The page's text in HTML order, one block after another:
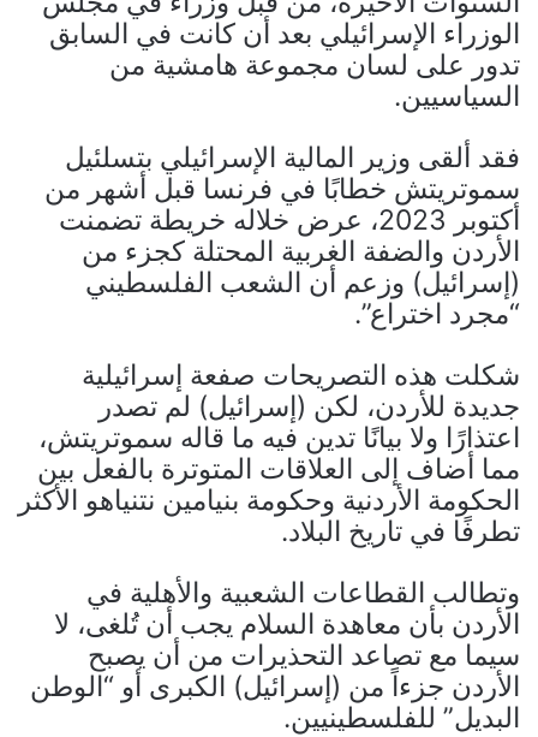
الوزراء الإسرائيلي بعد أن كانت في السابق
تدور على لسان مجموعة هامشية من
السياسيين.
فقد ألقى وزير المالية الإسرائيلي بتسلئيل
سموتريتش خطابًا في فرنسا قبل أشهر من
أكتوبر 2023، عرض خلاله خريطة تضمنت
الأردن والضفة الغربية المحتلة كجزء من
(إسرائيل) وزعم أن الشعب الفلسطيني
“مجرد اختراع”.
شكلت هذه التصريحات صفعة إسرائيلية
جديدة للأردن، لكن (إسرائيل) لم تصدر
اعتذارًا ولا بيانًا تدين فيه ما قاله سموتريتش،
مما أضاف إلى العلاقات المتوترة بالفعل بين
الحكومة الأردنية وحكومة بنيامين نتنياهو الأكثر
تطرفًا في تاريخ البلاد.
وتطالب القطاعات الشعبية والأهلية في
الأردن بأن معاهدة السلام يجب أن تُلغى، لا
سيما مع تصاعد التحذيرات من أن يصبح
الأردن جزءاً من (إسرائيل) الكبرى أو “الوطن
البديل” للفلسطينيين.